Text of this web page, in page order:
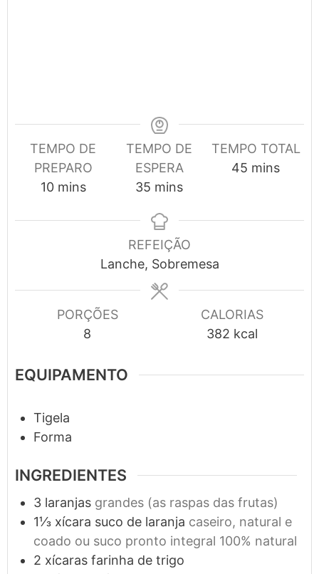
TEMPO DE
PREPARO
10minutes
mins
TEMPO DE
ESPERA
35 minutes
mins
TEMPO TOTAL
45 minutes
mins
REFEIÇÃO
Lanche, Sobremesa
PORÇÕES
8
CALORIAS
382 kcal
EQUIPAMENTO
Tigela
Forma
INGREDIENTES
3 laranjas grandes (as raspas das frutas)
1⅓ xícara suco de laranja caseiro, natural e
coado ou suco pronto integral 100% natural
2 xícaras farinha de trigo